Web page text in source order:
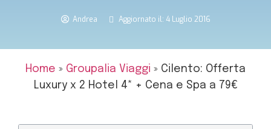
Andrea Aggiornato il: 4 Luglio 2016
Home » Groupalia Viaggi » Cilento: Offerta
Luxury x 2 Hotel 4* + Cena e Spa a 79€